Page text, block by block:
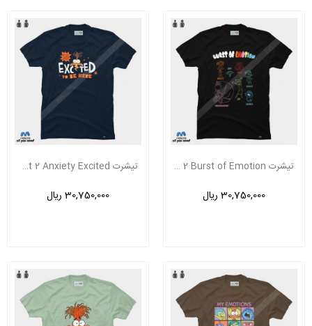
تیشرت Inside Out 2 Burst of Emotion
30,750,000 ریال
تیشرت Inside Out 2 Anxiety Excited
30,750,000 ریال